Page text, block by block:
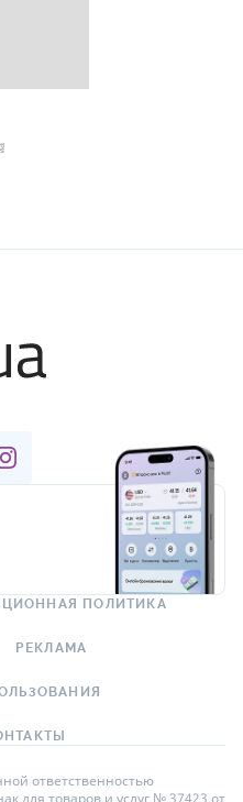
ПОЛИТИКА
РЕКЛАМА
ответственностью
для товаров и услуг № 37423 от